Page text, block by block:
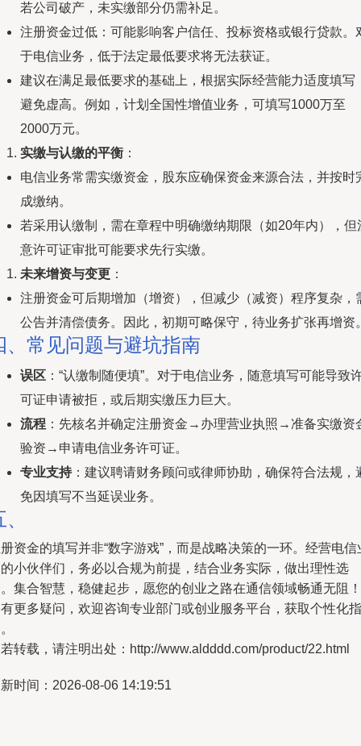
若公司破产，未实缴部分仍需补足。
注册资金过低：可能影响客户信任、投标资格或银行贷款。
于电信业务，低于法定最低要求将无法获证。
建议在满足最低要求的基础上，根据实际经营能力适度填写
避免虚高。例如，计划全国性增值业务，可填写1000万至
2000万元。
实缴与认缴的平衡 ：
电信业务常需实缴资金，股东应确保资金来源合法，并按时
成缴纳。
若采用认缴制，需在章程中明确缴纳期限（如20年内），但
意许可证审批可能要求先行实缴。
未来增资与变更 ：
注册资金可后期增加（增资），但减少（减资）程序复杂，
公告并清偿债务。因此，初期可略保守，待业务扩张再增资
、常见问题与避坑指南
误区 ：“认缴制随便填”。对于电信业务，随意填写可能导致
可证申请被拒，或后期实缴压力巨大。
流程 ：先核名并确定注册资金→办理营业执照→准备实缴资
验资→申请电信业务许可证。
专业支持：建议聘请财务顾问或律师协助，确保符合法规，
免因填写不当延误业务。
资金的填写并非“数字游戏”，而是战略决策的一环。经营电信
小伙伴们，务必以合规为前提，结合业务实际，做出理性选
集合智慧，稳健起步，愿您的创业之路在通信领域畅通无阻！
更多疑问，欢迎咨询专业部门或创业服务平台，获取个性化指
转载，请注明出处：http://www.aldddd.com/product/22.html
时间：2026-08-06 14:19:51